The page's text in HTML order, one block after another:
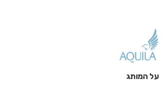
על המותג